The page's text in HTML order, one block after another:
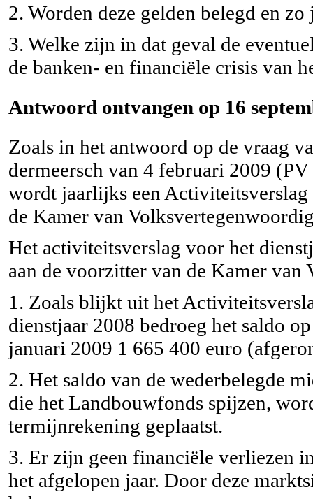
2. Worden deze gelden belegd en
3. Welke zijn in dat geval de
de banken- en financiële crisis van
Antwoord ontvangen op 16
Zoals in het antwoord op de vraag
dermeersch van 4 februari 2009
wordt jaarlijks een
de Kamer van
Het activiteitsverslag voor het
aan de voorzitter van de Kamer van
1. Zoals blijkt uit het
dienstjaar 2008 bedroeg het saldo
januari 2009 1 665 400 euro
2. Het saldo van de wederbelegde
die het Landbouwfonds spijzen,
termijnrekening geplaatst.
3. Er zijn geen financiële verliezen
het afgelopen jaar. Door deze